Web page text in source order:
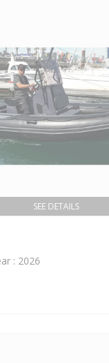
SEE DETAILS
: 2026